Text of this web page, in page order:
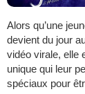
Alors qu’une
devient du jour
vidéo virale, elle
unique qui leur
spéciaux pour